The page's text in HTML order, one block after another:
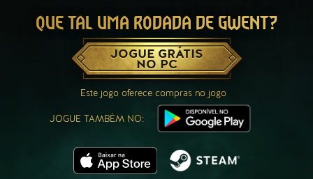
QUE TAL UMA RODADA DE GWENT?
JOGUE GRÁTIS
NO PC
Este jogo oferece compras no jogo
JOGUE TAMBÉM NO: